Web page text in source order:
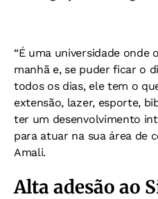
“É uma universidade onde
manhã e, se puder ficar o
todos os dias, ele tem o
extensão, lazer, esporte,
ter um desenvolvimento
para atuar na sua área de
Amali.
Alta adesão ao